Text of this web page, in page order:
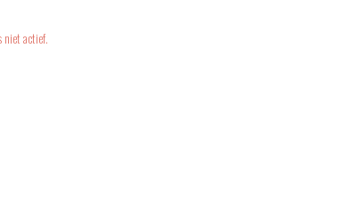
niet actief.